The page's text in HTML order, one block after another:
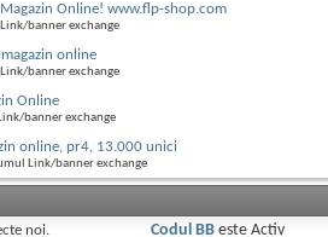
Online! www.flp-shop.com
banner exchange
online
banner exchange
Online
banner exchange
online, pr4, 13.000 unici
Link/banner exchange
noi.
Codul BBeste Activ